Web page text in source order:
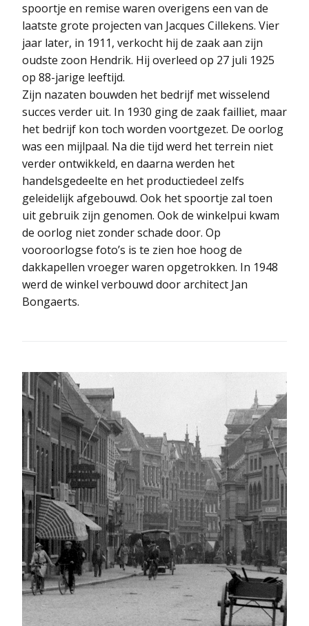
spoortje en remise waren overigens een van de
laatste grote projecten van Jacques Cillekens. Vier
jaar later, in 1911, verkocht hij de zaak aan zijn
oudste zoon Hendrik. Hij overleed op 27 juli 1925
op 88-jarige leeftijd.
Zijn nazaten bouwden het bedrijf met wisselend
succes verder uit. In 1930 ging de zaak failliet, maar
het bedrijf kon toch worden voortgezet. De oorlog
was een mijlpaal. Na die tijd werd het terrein niet
verder ontwikkeld, en daarna werden het
handelsgedeelte en het productiedeel zelfs
geleidelijk afgebouwd. Ook het spoortje zal toen
uit gebruik zijn genomen. Ook de winkelpui kwam
de oorlog niet zonder schade door. Op
vooroorlogse foto’s is te zien hoe hoog de
dakkapellen vroeger waren opgetrokken. In 1948
werd de winkel verbouwd door architect Jan
Bongaerts.